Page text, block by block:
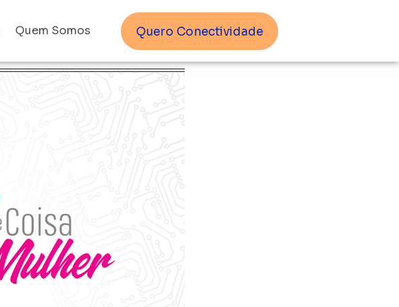
Quem Somos Quero Conectividade